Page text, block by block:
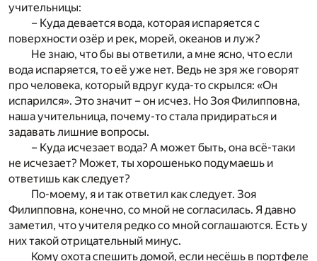
учительницы:
– Куда девается вода, которая испаряется с
поверхности озёр и рек, морей, океанов и луж?
Не знаю, что бы вы ответили, а мне ясно, что если
вода испаряется, то её уже нет. Ведь не зря же говорят
про человека, который вдруг куда-то скрылся: «Он
испарился». Это значит – он исчез. Но Зоя Филипповна,
наша учительница, почему-то стала придираться и
задавать лишние вопросы.
– Куда исчезает вода? А может быть, она всё-таки
не исчезает? Может, ты хорошенько подумаешь и
ответишь как следует?
По-моему, я и так ответил как следует. Зоя
Филипповна, конечно, со мной не согласилась. Я давно
заметил, что учителя редко со мной соглашаются. Есть у
них такой отрицательный минус.
Кому охота спешить домой, если несёшь в портфеле